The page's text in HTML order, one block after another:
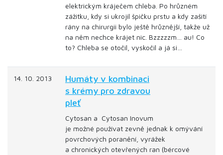
elektrickým kráječem chleba. Po hrůzném
zážitku, kdy si ukrojil špičku prstu a kdy zašití
rány na chirurgii bylo ještě hrůznější, takže už
na něm nechce krájet nic. Bzzzzzm… au! Co
to? Chleba se otočil, vyskočil a já si…
14. 10. 2013
Humáty v kombinaci
s krémy pro zdravou
pleť
Cytosan a Cytosan Inovum
je možné používat zevně jednak k omývání
povrchových poranění, vyrážek
a chronických otevřených ran (bércové